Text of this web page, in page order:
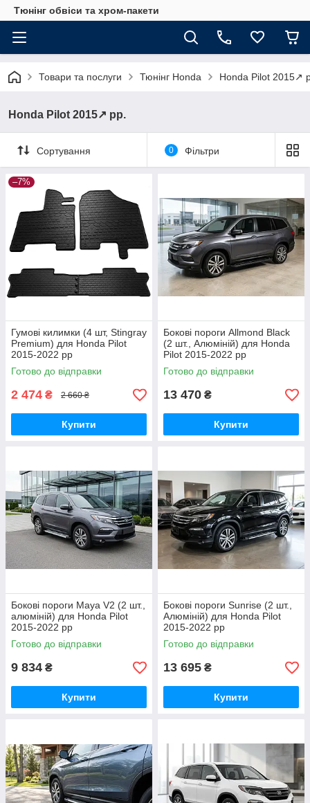
Тюнінг обвіси та хром-пакети
Товари та послуги Тюнінг Honda Honda Pilot 2015↗
Honda Pilot 2015↗ рр.
Сортування 0 Фільтри
–7%
Гумові килимки (4 шт, Stingray
Premium) для Honda Pilot
2015-2022 рр
Готово до відправки
2 474 ₴ 2 660 ₴
Купити
Бокові пороги Allmond Black
(2 шт., Алюміній) для Honda
Pilot 2015-2022 рр
Готово до відправки
13 470 ₴
Купити
Бокові пороги Maya V2 (2 шт.,
алюміній) для Honda Pilot
2015-2022 рр
Готово до відправки
9 834 ₴
Купити
Бокові пороги Sunrise (2 шт.,
Алюміній) для Honda Pilot
2015-2022 рр
Готово до відправки
13 695 ₴
Купити